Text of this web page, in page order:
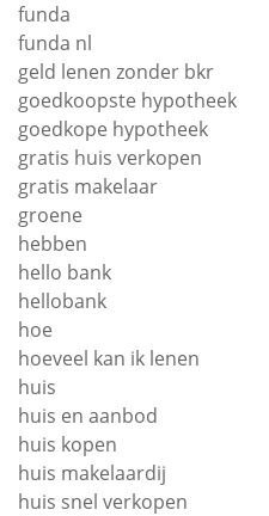
funda
funda nl
geld lenen zonder bkr
goedkoopste hypotheek
goedkope hypotheek
gratis huis verkopen
gratis makelaar
groene
hebben
hello bank
hellobank
hoe
hoeveel kan ik lenen
huis
huis en aanbod
huis kopen
huis makelaardij
huis snel verkopen